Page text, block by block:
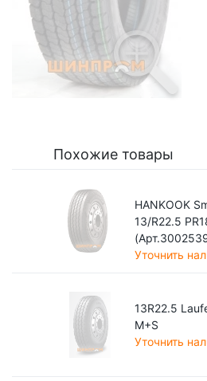
Похожие товары
HANKOOK
13/R22.5
Уточнить
13R22.5
M+S
Уточнить